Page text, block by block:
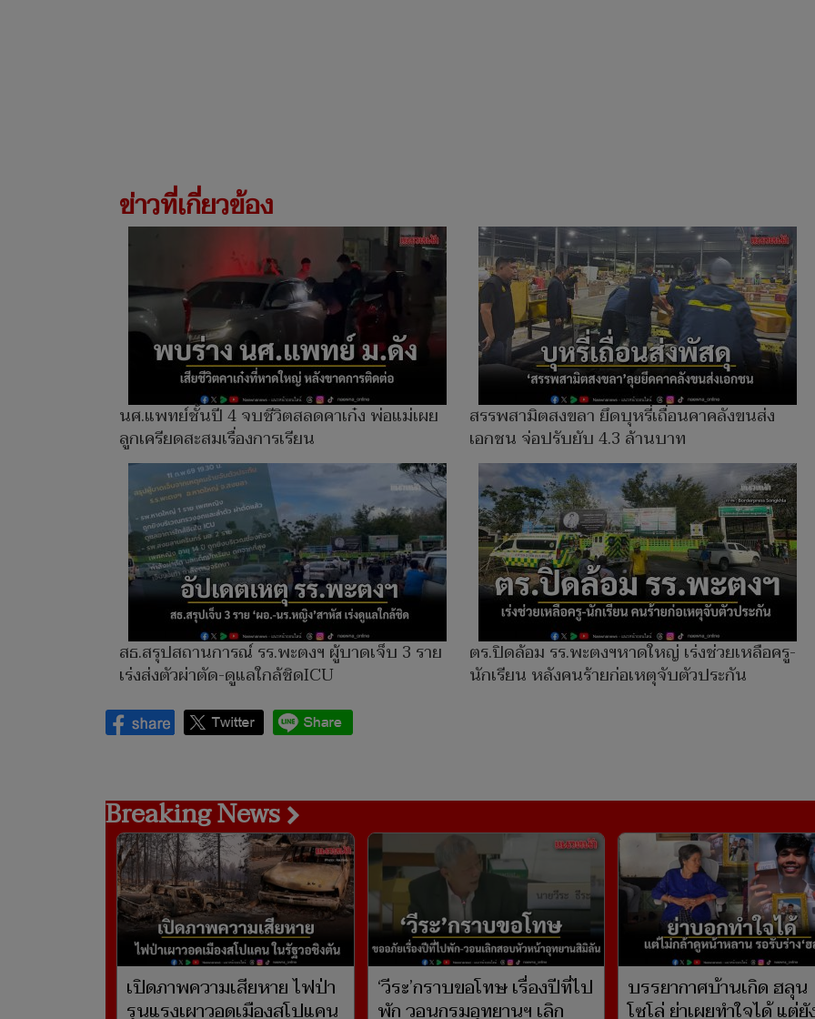
ข่าวที่เกี่ยวข้อง
นศ.แพทย์ชั้นปี 4 จบชีวิตสลดคาเก๋ง พ่อแม่เผย
ลูกเครียดสะสมเรื่องการเรียน
สรรพสามิตสงขลา ยึดบุหรี่เถื่อนคาคลังขนส่ง
เอกชน จ่อปรับยับ 4.3 ล้านบาท
สธ.สรุปสถานการณ์ รร.พะตงฯ ผู้บาดเจ็บ 3 ราย
เร่งส่งตัวผ่าตัด-ดูแลใกล้ชิดICU
ตร.ปิดล้อม รร.พะตงฯหาดใหญ่ เร่งช่วยเหลือครู-
นักเรียน หลังคนร้ายก่อเหตุจับตัวประกัน
Breaking News
เปิดภาพความเสียหาย ไฟป่า
รุนแรงเผาวอดเมืองสโปแคน
‘วีระ’กราบขอโทษ เรื่องปีที่ไป
พัก วอนกรมอุทยานฯ เลิก
บรรยากาศบ้านเกิด ฮลุน
โซโล่ ย่าเผยทำใจได้ แต่